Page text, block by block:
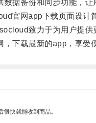
备份和同步功能，让
网app下载页面设计简
致力于为用户提供
载最新的app，享受便
快就能收到商品。